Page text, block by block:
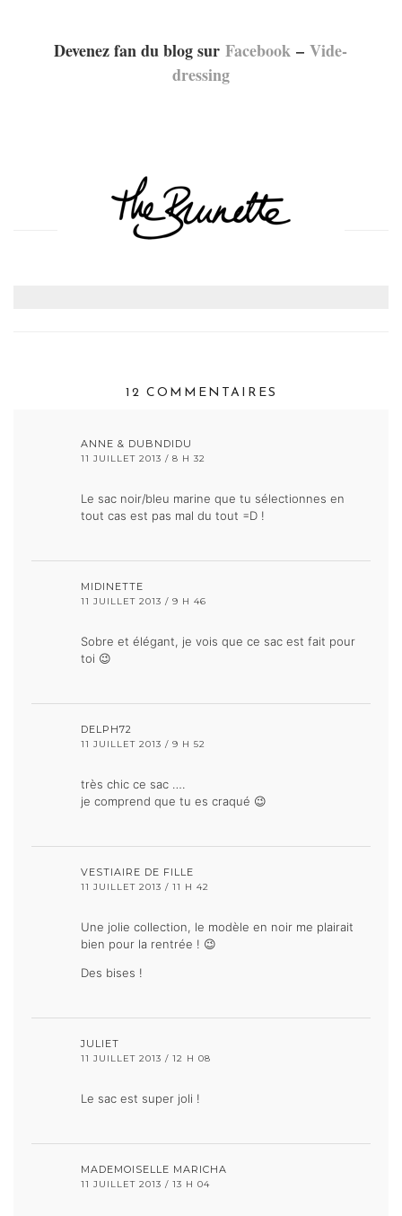
Devenez fan du blog surFacebook –Vide-
dressing
12 COMMENTAIRES
ANNE & DUBNDIDU
11 JUILLET 2013 / 8 H 32
Le sac noir/bleu marine que tu sélectionnes en
tout cas est pas mal du tout =D !
MIDINETTE
11 JUILLET 2013 / 9 H 46
Sobre et élégant, je vois que ce sac est fait pour
toi 😉
DELPH72
11 JUILLET 2013 / 9 H 52
très chic ce sac ….
je comprend que tu es craqué 😉
VESTIAIRE DE FILLE
11 JUILLET 2013 / 11 H 42
Une jolie collection, le modèle en noir me plairait
bien pour la rentrée ! 😉
Des bises !
JULIET
11 JUILLET 2013 / 12 H 08
Le sac est super joli !
MADEMOISELLE MARICHA
11 JUILLET 2013 / 13 H 04